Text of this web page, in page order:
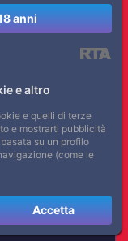
sessuali
Tette
Muscolose
latine
dei Piedi
Spesso
sito Web:
anni
e altro
e quelli di terze
e mostrarti pubblicità
su un profilo
(come le
Accetta